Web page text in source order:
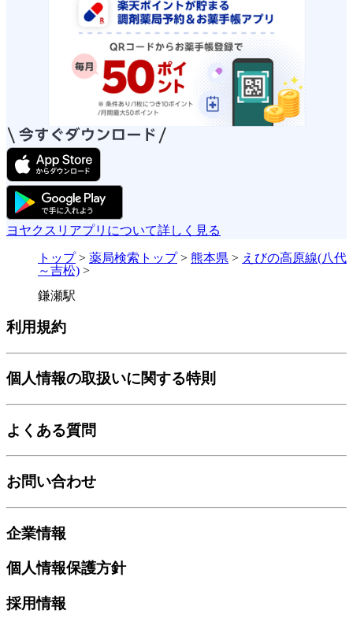
ヨヤクスリアプリについて詳しく見る
トップ> 薬局検索トップ> 熊本県 > えびの高原線(八代
～吉松) >
鎌瀬駅
利用規約
個人情報の取扱いに関する特則
よくある質問
お問い合わせ
企業情報
個人情報保護方針
採用情報